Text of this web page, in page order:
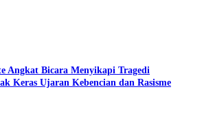
Angkat Bicara Menyikapi Tragedi
Keras Ujaran Kebencian dan Rasisme